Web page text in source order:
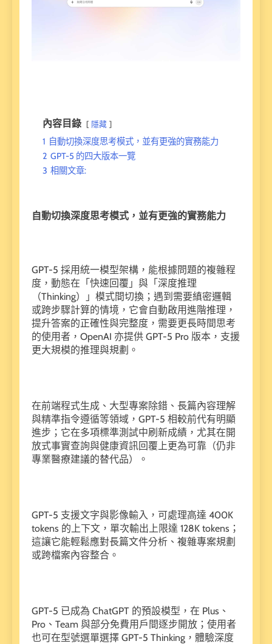
內容目錄 隱藏
1 自動切換深度思考模式，並有更強的實務能力
2 GPT-5 的四大版本一覽
3 相關文章:
自動切換深度思考模式，並有更強的實務能力
GPT-5 採用統一模型架構，能根據問題的複雜程
度，動態在「快速回覆」與「深度推理
（Thinking）」模式間切換；遇到需要縝密邏輯
或跨步驟計算的情境，它會自動啟用進階推理，
提升答案的正確性與完整度，需要更長時間思考
的使用者，OpenAI 亦提供 GPT-5 Pro 版本，支援
更大規模的推理與規劃。
在前端程式生成、大型專案除錯、長篇內容理解
與精準指令遵循等領域，GPT-5 相較前代有明顯
進步；它在多項標準測試中刷新成績，尤其在開
放式事實查詢與健康資訊回覆上更為可靠（仍非
專業醫療建議的替代品）。
GPT-5 支援文字與影像輸入，可處理高達 400K
tokens 的上下文，單次輸出上限達 128K tokens；
這讓它能輕鬆應對長篇文件分析、複雜專案規劃
或跨檔案內容整合。
GPT-5 已成為 ChatGPT 的預設模型，在 Plus、
Pro、Team 與部分免費用戶間逐步開放；使用者
也可在型號選單選擇 GPT-5 Thinking，體驗深度